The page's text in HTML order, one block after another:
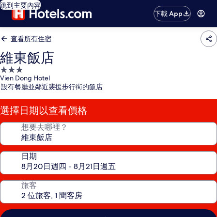
跳到主要內容
下載 App
查看所有住宿
維東飯店
3.0
星
級
住
宿
Vien Dong Hotel
設有餐廳並鄰近裴援步行街的飯店
選擇日期以查看價格
想要去哪裡？
日期
旅客